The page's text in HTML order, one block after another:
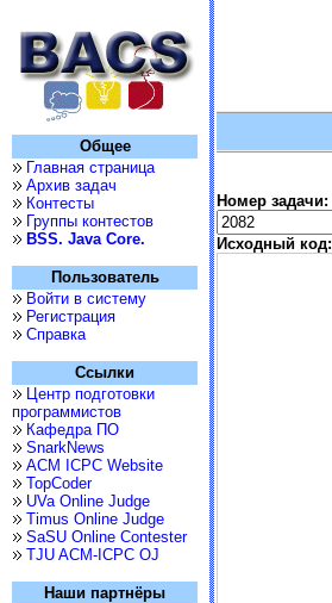
Общее
Главная страница
Архив задач
Контесты
Группы контестов
BSS. Java Core.
Пользователь
Войти в систему
Регистрация
Справка
Ссылки
Центр подготовки
программистов
Кафедра ПО
SnarkNews
ACM ICPC Website
TopCoder
UVa Online Judge
Timus Online Judge
SaSU Online Contester
TJU ACM-ICPC OJ
Наши партнёры
Номер задачи:
Исходный код: